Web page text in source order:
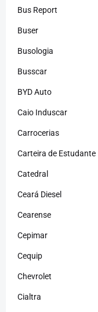
Bus Report
Buser
Busologia
Busscar
BYD Auto
Caio Induscar
Carrocerias
Carteira de Estudante
Catedral
Ceará Diesel
Cearense
Cepimar
Cequip
Chevrolet
Cialtra